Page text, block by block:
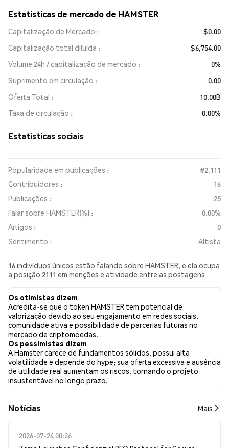
Estatísticas de mercado de HAMSTER
Capitalização de Mercado
$0.00
Capitalização total diluída
$6,754.00
Volume 24h / capitalização de mercado
0%
Suprimento em circulação
0.00
Oferta Total
10.00B
Taxa de circulação
0.00%
Estatísticas sociais
Popularidade em publicações :
#2,111
Contribuidores :
16
Publicações :
25
Falar sobre HAMSTER(%) :
0.00%
Artigos :
0
Sentimento :
Altista
16 indivíduos únicos estão falando sobre HAMSTER, e ela ocupa
a posição 2111 em menções e atividade entre as postagens
HAMSTER em todas as redes sociais foi Altista. Por fim, foram
publicados 0 artigos de notícias sobre HAMSTER. No Twitter,
80.00% dos tweets apresentaram um sentimento otimista em
comparação com 8.00% dos tweets com sentimento pessimista
sobre HAMSTER. 12.00% dos tweets foram neutros em relação a
HAMSTER. Esses sentimentos são baseados em 25 tweets.
Os otimistas dizem
Acredita-se que o token HAMSTER tem potencial de
valorização devido ao seu engajamento em redes sociais,
comunidade ativa e possibilidade de parcerias futuras no
mercado de criptomoedas.
Os pessimistas dizem
A Hamster carece de fundamentos sólidos, possui alta
volatilidade e depende do hype; sua oferta excessiva e ausência
de utilidade real aumentam os riscos, tornando o projeto
insustentável no longo prazo.
​​Notícias​​ Mais
2026-07-24 00:26